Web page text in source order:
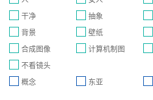
干净
抽象
背景
壁纸
合成图像
计算机制图
不看镜头
概念
东亚